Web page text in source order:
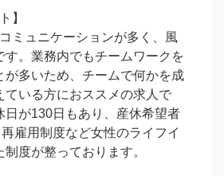
す。業務内でもチームワークを
が多いため、チームで何かを成
ている方におススメの求人で
日が130日もあり、産休希望者
雇用制度など女性のライフイ
度が整っております。